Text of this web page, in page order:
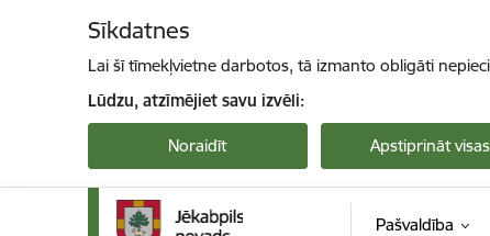
Sīkdatnes
Lai šī tīmekļvietne darbotos, tā izmanto obligāti
Lūdzu, atzīmējiet savu izvēli:
Noraidīt Apstiprināt visas
Pašvaldība